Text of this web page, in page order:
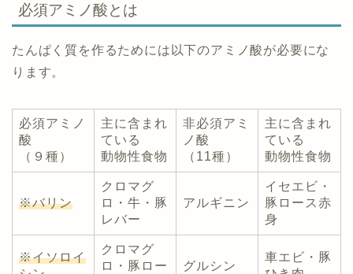
必須アミノ酸とは
たんぱく質を作るためには以下のアミノ酸が必要にな
ります。
必須アミノ
酸
（９種）
主に含まれ
ている
動物性食物
非必須アミ
ノ酸
（11種）
主に含まれ
ている
動物性食物
※バリン
クロマグ
ロ・牛・豚
レバー
アルギニン
イセエビ・
豚ロース赤
身
※イソロイ
クロマグ
ロ・豚ロー
グルシン
車エビ・豚